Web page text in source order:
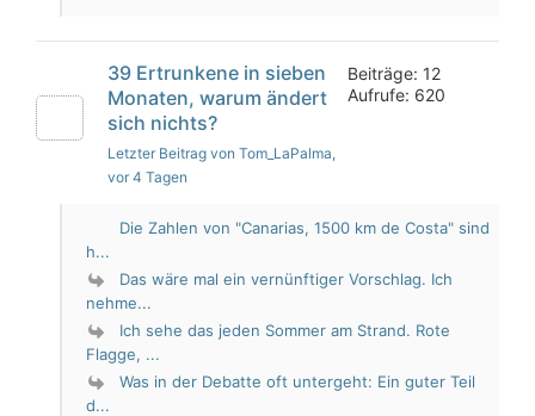
39 Ertrunkene in sieben
Monaten, warum ändert
sich nichts?
Letzter Beitrag von Tom_LaPalma,
vor 4 Tagen
Beiträge: 12
Aufrufe: 620
Die Zahlen von "Canarias, 1500 km de Costa" sind
h...
Das wäre mal ein vernünftiger Vorschlag. Ich
nehme...
Ich sehe das jeden Sommer am Strand. Rote
Flagge, ...
Was in der Debatte oft untergeht: Ein guter Teil
d...